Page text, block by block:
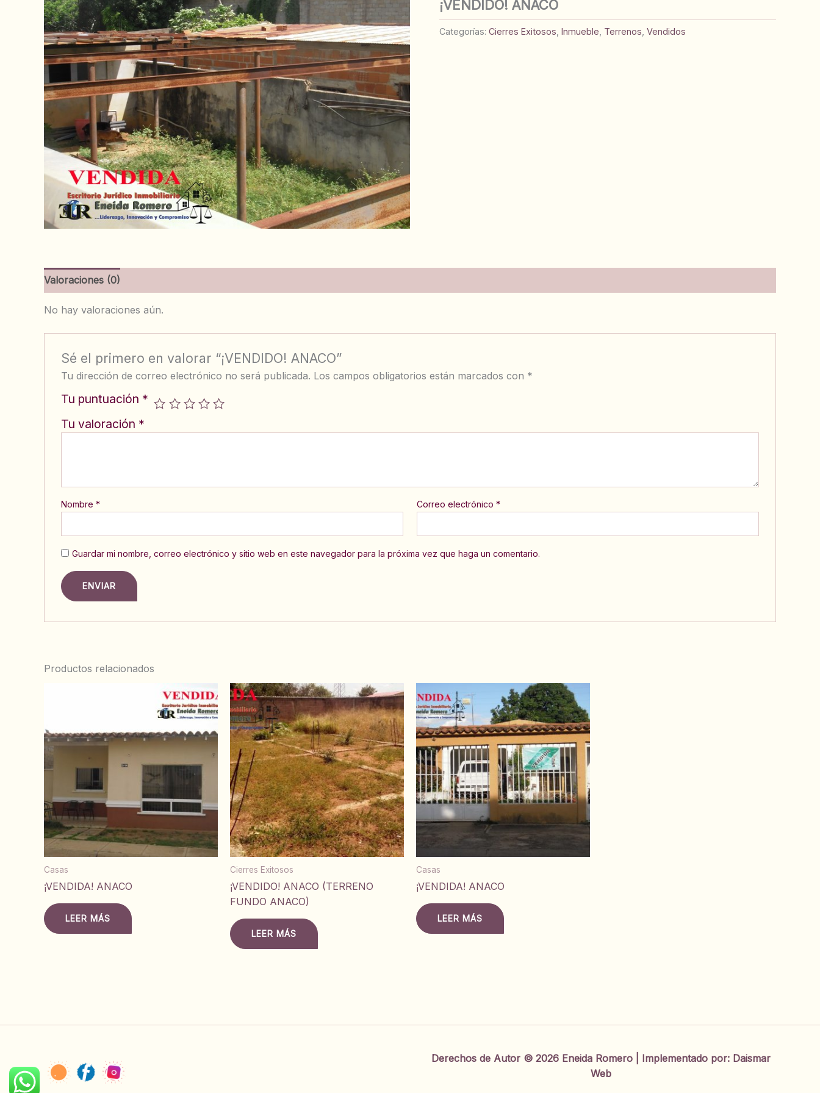
¡VENDIDO! ANACO
Categorías: Cierres Exitosos Inmueble Terrenos Vendidos
Valoraciones (0)
No hay valoraciones aún.
Sé el primero en valorar “¡VENDIDO! ANACO”
Tu dirección de correo electrónico no será publicada. Los campos obligatorios están marcados con *
Tu puntuación *
Tu valoración *
Nombre * Correo electrónico*
Guardar mi nombre, correo electrónico y sitio web en este navegador para la próxima vez que haga un comentario.
Productos relacionados
Casas
¡VENDIDA! ANACO
LEER MÁS
Cierres Exitosos
¡VENDIDO! ANACO (TERRENO
FUNDO ANACO)
LEER MÁS
Casas
¡VENDIDA! ANACO
LEER MÁS
Derechos de Autor © 2026 Eneida Romero | Implementado por: Daismar
Web